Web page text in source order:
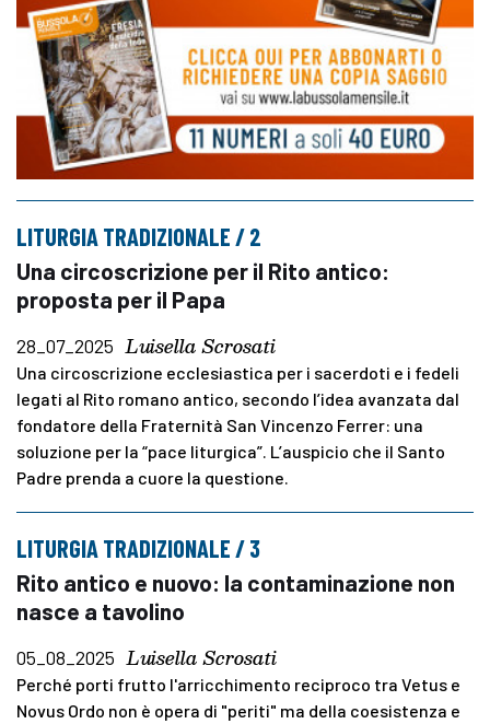
LITURGIA TRADIZIONALE / 2
Una circoscrizione per il Rito antico:
proposta per il Papa
28_07_2025 Luisella Scrosati
Una circoscrizione ecclesiastica per i sacerdoti e i fedeli
legati al Rito romano antico, secondo l’idea avanzata dal
fondatore della Fraternità San Vincenzo Ferrer: una
soluzione per la “pace liturgica”. L’auspicio che il Santo
Padre prenda a cuore la questione.
LITURGIA TRADIZIONALE / 3
Rito antico e nuovo: la contaminazione non
nasce a tavolino
05_08_2025 Luisella Scrosati
Perché porti frutto l'arricchimento reciproco tra Vetus e
Novus Ordo non è opera di "periti" ma della coesistenza e